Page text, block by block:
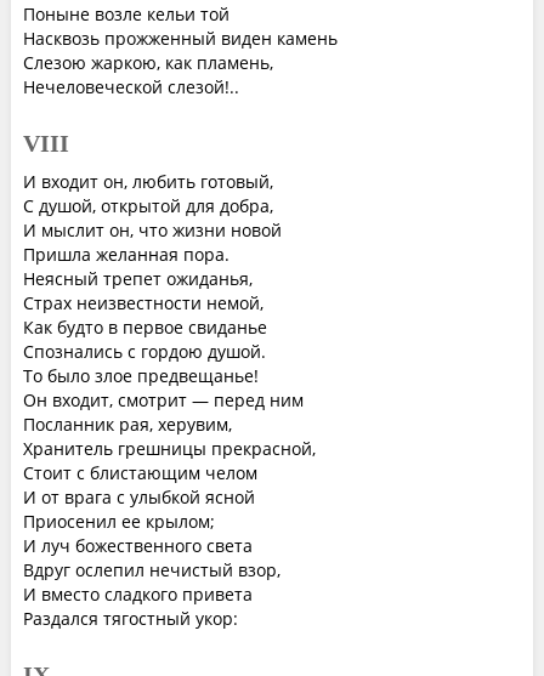
Поныне возле кельи той
Насквозь прожженный виден камень
Слезою жаркою, как пламень,
Нечеловеческой слезой!..
VIII
И входит он, любить готовый,
С душой, открытой для добра,
И мыслит он, что жизни новой
Пришла желанная пора.
Неясный трепет ожиданья,
Страх неизвестности немой,
Как будто в первое свиданье
Спознались с гордою душой.
То было злое предвещанье!
Он входит, смотрит — перед ним
Посланник рая, херувим,
Хранитель грешницы прекрасной,
Стоит с блистающим челом
И от врага с улыбкой ясной
Приосенил ее крылом;
И луч божественного света
Вдруг ослепил нечистый взор,
И вместо сладкого привета
Раздался тягостный укор: